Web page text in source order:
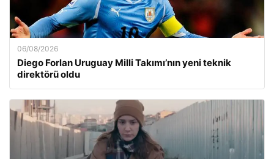
06/08/2026
Diego Forlan Uruguay Milli Takımı’nın yeni teknik
direktörü oldu